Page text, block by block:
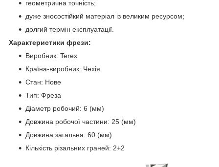
геометрична точність;
дуже зносостійкий матеріал із великим ресурсом;
долгий термін експлуатації.
Характеристики фрези:
Виробник: Terex
Країна-виробник: Чехія
Стан: Нове
Тип: Фреза
Діаметр робочий: 6 (мм)
Довжина робочої частини: 25 (мм)
Довжина загальна: 60 (мм)
Кількість різальних граней: 2+2